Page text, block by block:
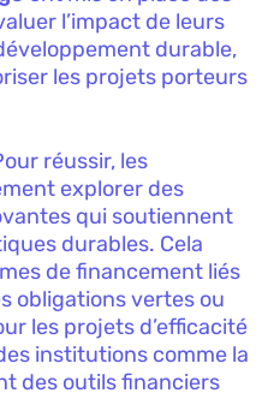
l’impact de leurs
durable,
les projets porteurs
réussir, les
explorer des
qui soutiennent
durables. Cela
de financement liés
obligations vertes ou
les projets d’efficacité
institutions comme la
des outils financiers